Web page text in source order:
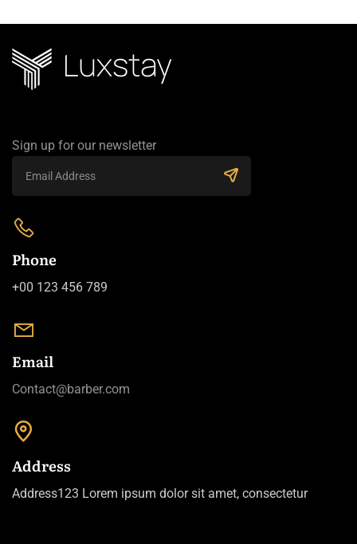
Sign up for our newsletter
Phone
+00 123 456 789
Email
Contact@barber.com
Address
Address123 Lorem ipsum dolor sit amet, consectetur